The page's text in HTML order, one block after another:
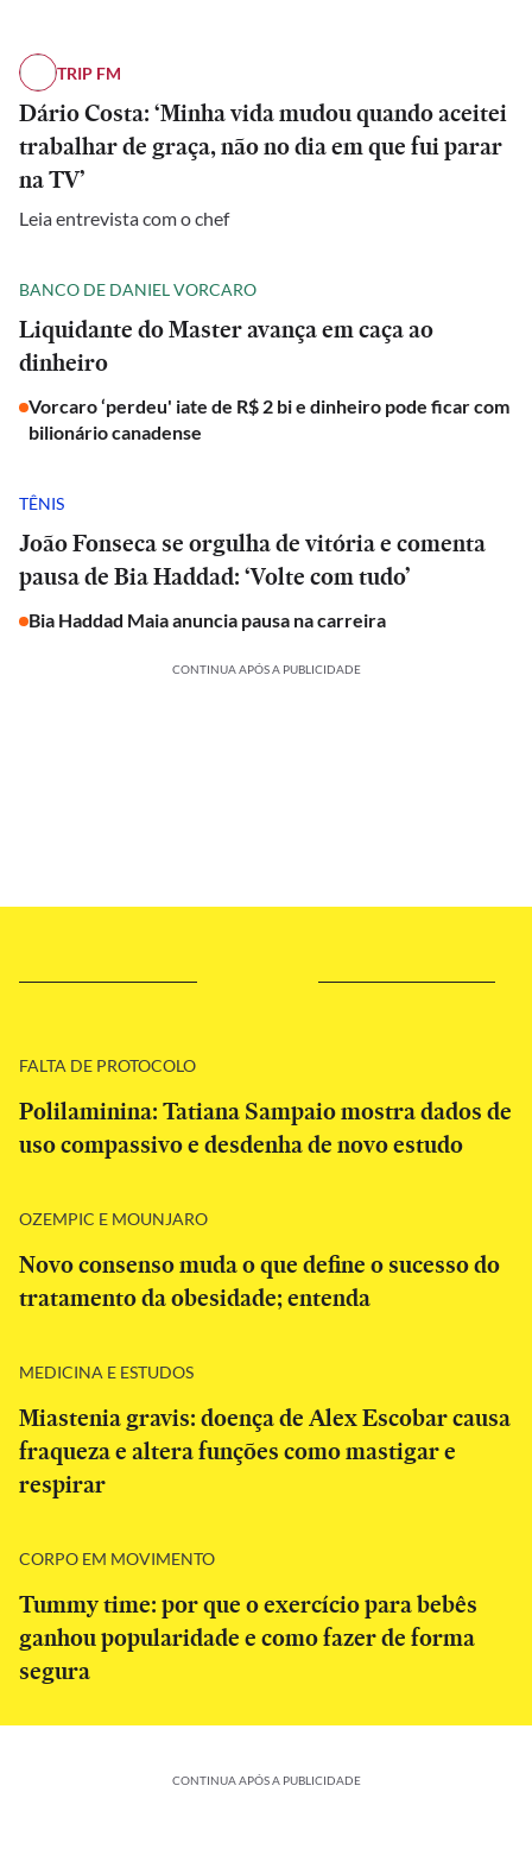
TRIP FM
Dário Costa: ‘Minha vida mudou quando aceitei
trabalhar de graça, não no dia em que fui parar
na TV’
Leia entrevista com o chef
BANCO DE DANIEL VORCARO
Liquidante do Master avança em caça ao
dinheiro
Vorcaro ‘perdeu' iate de R$ 2 bi e dinheiro pode ficar com
bilionário canadense
TÊNIS
João Fonseca se orgulha de vitória e comenta
pausa de Bia Haddad: ‘Volte com tudo’
Bia Haddad Maia anuncia pausa na carreira
CONTINUA APÓS A PUBLICIDADE
FALTA DE PROTOCOLO
Polilaminina: Tatiana Sampaio mostra dados de
uso compassivo e desdenha de novo estudo
OZEMPIC E MOUNJARO
Novo consenso muda o que define o sucesso do
tratamento da obesidade; entenda
MEDICINA E ESTUDOS
Miastenia gravis: doença de Alex Escobar causa
fraqueza e altera funções como mastigar e
respirar
CORPO EM MOVIMENTO
Tummy time: por que o exercício para bebês
ganhou popularidade e como fazer de forma
segura
CONTINUA APÓS A PUBLICIDADE